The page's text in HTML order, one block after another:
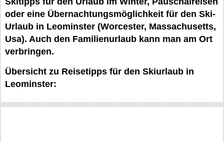
oder eine Übernachtungsmöglichkeit für den Ski-
Urlaub in Leominster (Worcester, Massachusetts,
Usa). Auch den Familienurlaub kann man am Ort
verbringen.
Übersicht zu Reisetipps für den Skiurlaub in
Leominster: